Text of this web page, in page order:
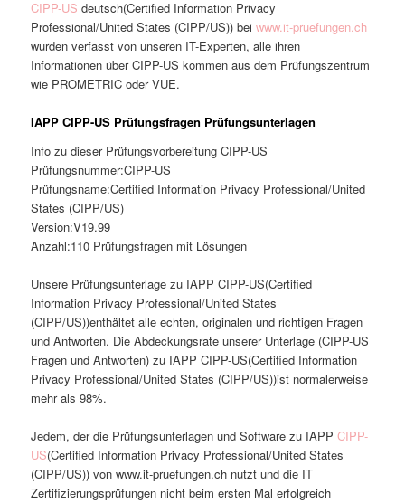
CIPP-US deutsch(Certified Information Privacy
Professional/United States (CIPP/US)) beiwww.it-pruefungen.ch
wurden verfasst von unseren IT-Experten, alle ihren
Informationen über CIPP-US kommen aus dem Prüfungszentrum
wie PROMETRIC oder VUE.
IAPP CIPP-US Prüfungsfragen Prüfungsunterlagen
Info zu dieser Prüfungsvorbereitung CIPP-US
Prüfungsnummer:CIPP-US
Prüfungsname:Certified Information Privacy Professional/United
States (CIPP/US)
Version:V19.99
Anzahl:110 Prüfungsfragen mit Lösungen
Unsere Prüfungsunterlage zu IAPP CIPP-US(Certified
Information Privacy Professional/United States
(CIPP/US))enthältet alle echten, originalen und richtigen Fragen
und Antworten. Die Abdeckungsrate unserer Unterlage (CIPP-US
Fragen und Antworten) zu IAPP CIPP-US(Certified Information
Privacy Professional/United States (CIPP/US))ist normalerweise
mehr als 98%.
Jedem, der die Prüfungsunterlagen und Software zu IAPPCIPP-
US(Certified Information Privacy Professional/United States
(CIPP/US)) von www.it-pruefungen.ch nutzt und die IT
Zertifizierungsprüfungen nicht beim ersten Mal erfolgreich